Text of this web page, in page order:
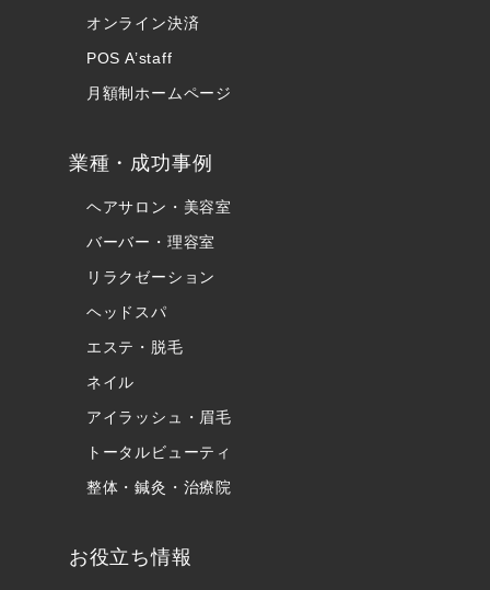
オンライン決済
POS A’staff
月額制ホームページ
業種・成功事例
ヘアサロン・美容室
バーバー・理容室
リラクゼーション
ヘッドスパ
エステ・脱毛
ネイル
アイラッシュ・眉毛
トータルビューティ
整体・鍼灸・治療院
お役立ち情報